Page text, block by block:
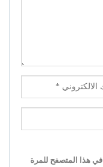
هذا المتصفح للمرة